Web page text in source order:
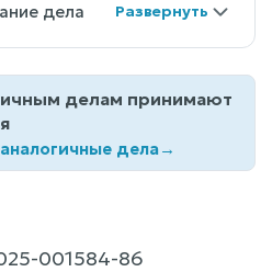
дела
делам принимают
дела→
001584-86